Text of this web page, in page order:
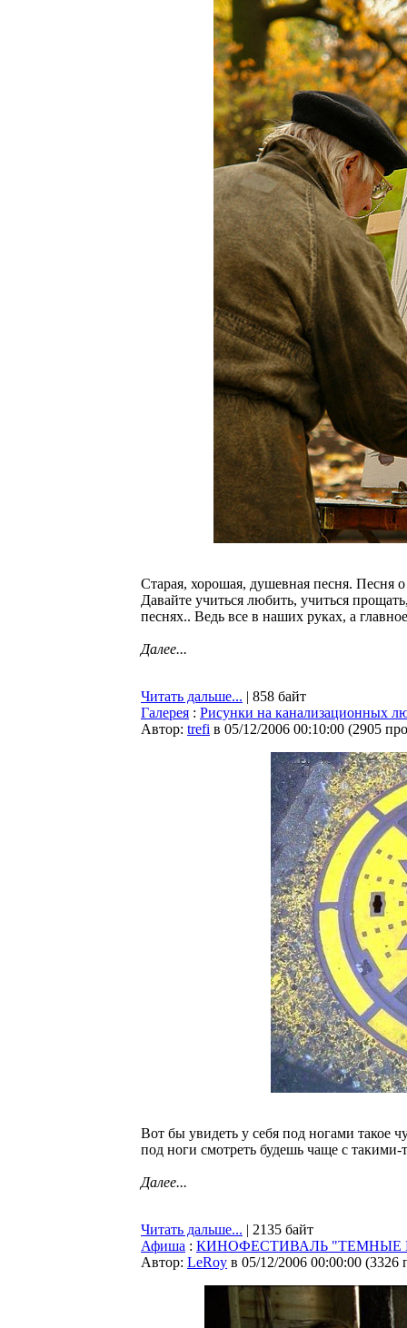
Старая, хорошая, душевная песня. Песня
Давайте учиться любить, учиться
песнях.. Ведь все в наших руках, а
Далее...
Читать дальше... | 858 байт
Галерея : Рисунки на канализационных
Автор: trefi в 05/12/2006 00:10:00 (2905
Вот бы увидеть у себя под ногами такое
под ноги смотреть будешь чаще с
Далее...
Читать дальше... | 2135 байт
Афиша : КИНОФЕСТИВАЛЬ "ТЕМНЫЕ
Автор: LeRoy в 05/12/2006 00:00:00 (3326